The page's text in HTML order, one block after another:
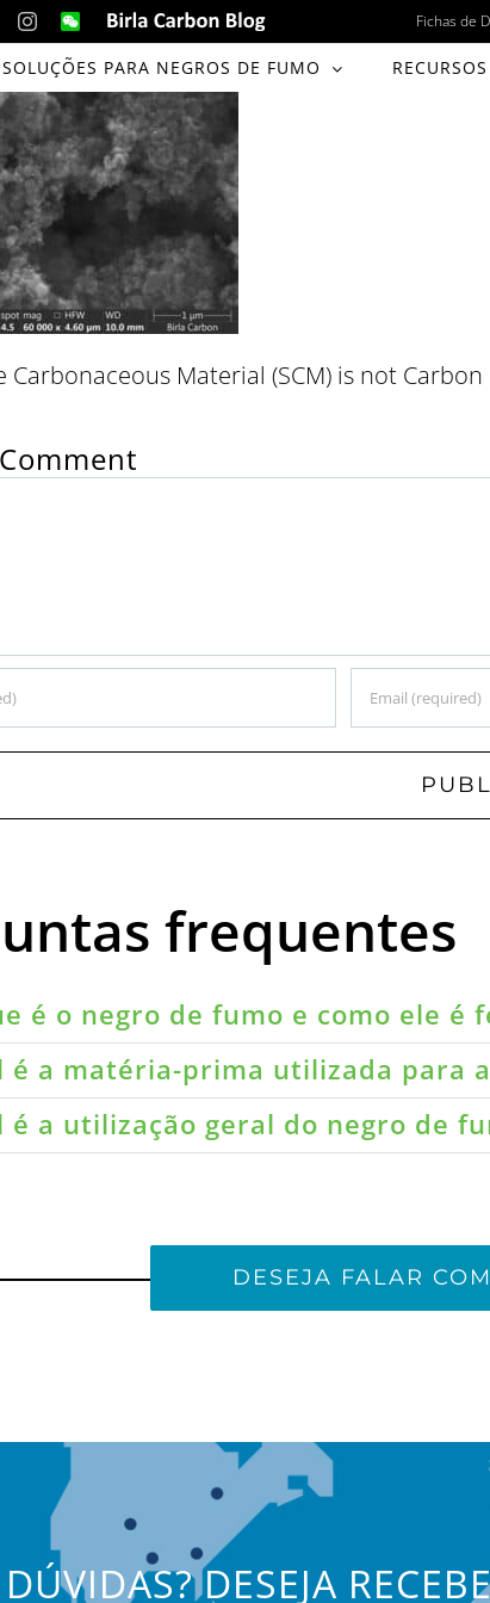
Instagram
WeChatBirla
Carbon
Blog
Fichas de
SOLUÇÕES PARA NEGROS DE FUMO
Carbonaceous Material (SCM) is not Carbon
frequentes
é o negro de fumo e como ele é
é a matéria-prima utilizada para
é a utilização geral do negro de
DESEJA FALAR
DESEJA